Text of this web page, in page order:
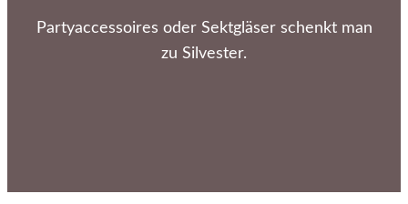
Partyaccessoires oder Sektgläser schenkt man
zu Silvester.